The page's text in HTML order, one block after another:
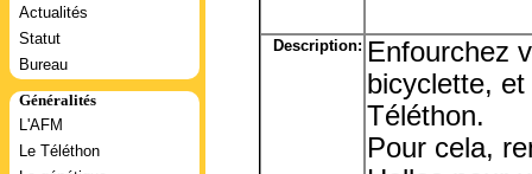
Actualités
Statut
Bureau
Généralités
L'AFM
Le Téléthon
Description: Enfourchez
bicyclette,
Téléthon.
Pour cela,